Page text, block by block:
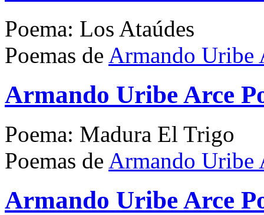
Poema: Los Ataúdes
Poemas de Armando Uribe
Armando Uribe Arce
Poema: Madura El Trigo
Poemas de Armando Uribe
Armando Uribe Arce